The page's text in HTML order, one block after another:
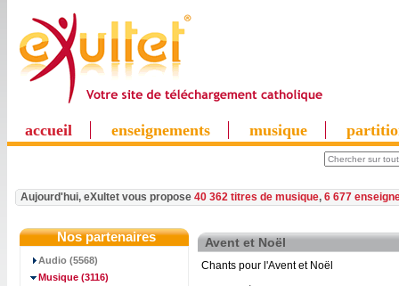
accueil enseignements musique
Aujourd'hui, eXultet vous propose 40 362 titres de musique, 6 677
Nos partenaires
Audio (5568)
Musique (3116)
Avent et Noël
Chants pour l'Avent et Noël